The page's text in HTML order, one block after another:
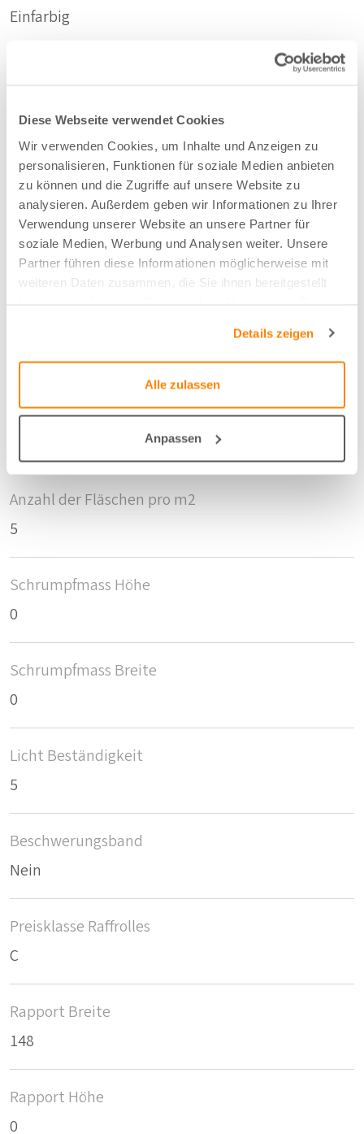
Diese Webseite verwendet Cookies
Wir verwenden Cookies, um Inhalte und Anzeigen zu
personalisieren, Funktionen für soziale Medien anbieten
zu können und die Zugriffe auf unsere Website zu
analysieren. Außerdem geben wir Informationen zu Ihrer
Verwendung unserer Website an unsere Partner für
soziale Medien, Werbung und Analysen weiter. Unsere
Partner führen diese Informationen möglicherweise mit
weiteren Daten zusammen, die Sie ihnen bereitgestellt
Details zeigen
Alle zulassen
Anpassen
Einfarbig
Nachhaltig
Recycelte PET-Flaschen
Zusammensetzung
64%PES/36%PET
Silbergrau - 54
Breite/Höhe
Anzahl der Fläschen pro m2
5
Schrumpfmass Höhe
0
Schrumpfmass Breite
0
Licht Beständigkeit
5
Beschwerungsband
Nein
Preisklasse Raffrolles
C
Rapport Breite
148
Rapport Höhe
0